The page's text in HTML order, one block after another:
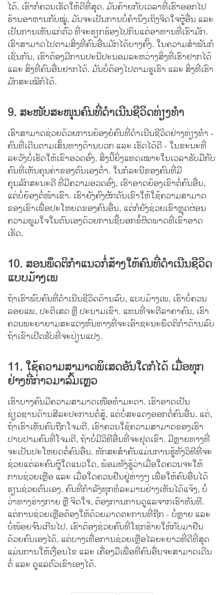
ໄດ້, ເຮົາກໍຄວນເຮັດໃຫ້ດີທີ່ສຸດ. ມັນຄ້າຍກັບເວລາທີ່ເຮົາອອກໄປ
ຮ້ານອາຫານກັບໝູ່, ມັນຈະເປັນການບໍ່ຄຳນຶງເຖິງຈິດໃຈຜູ້ອື່ນ ແລະ
ເປັນການເຫັນແກ່ຕົວ ທີ່ຈະຮຽກຮ້ອງໄປກິນແຕ່ອາຫານທີ່ເຮົາມັກ.
ເຮົາສາມາດໄປຕາມສິ່ງທີ່ຄົນອື່ນມັກໄດ້ບາງຄັ້ງ. ໃນຄວາມສຳພັນກໍ
ເຊັ່ນກັນ, ເຮົາຕ້ອງມີການປະນີປະນອມລະຫວ່າງສິ່ງທີ່ເຮົາຢາກໄດ້
ແລະ ສິ່ງທີ່ຄົນອື່ນຢາກໄດ້. ມັນບໍ່ຕ້ອງໄປຕາມຮູເຮົາ ແລະ ສິ່ງທີ່ເຮົາ
ມັກສະເໝີກໍໄດ້.
9. ສະໜັບສະໜຸນຄົນທີ່ດຳເນີນຊີວິດທ່ຽງທຳ
ເຮົາສາມາດຊ່ວຍດ້ວຍການຍ້ອງຍໍຄົນທີ່ດຳເນີນຊີວິດຢ່າງທ່ຽງທຳ -
ຄົນທີ່ເດີນຕາມເສັ້ນທາງດ້ານບວກ ແລະ ເຮັດໄດ້ດີ - ໃນຂະນະທີ່
ລະວັງບໍ່ເຮັດໃຫ້ເຂົາອວດອົ່ງ. ສິ່ງນີ້ຍິ່ງແທດເໝາະໃນເວລາຮັບມືກັບ
ຄົນທີ່ເຫັນຄຸນຄ່າຂອງຕົນເອງຕ່ຳ. ໃນກໍລະນີຂອງຄົນທີ່ມີ
ຄຸນລັກສະນະດີ ທີ່ມີຄວາມອວດອົ່ງ, ເຮົາອາດຍ້ອງເຂົາຕໍ່ຄົນອື່ນ,
ແຕ່ບໍ່ຍ້ອງຕໍ່ໜ້າເຂົາ. ເຮົາຍັງຄົງຜັກດັນເຂົາໃຫ້ໃຊ້ຄວາມສາມາດ
ຂອງເຂົາເພື່ອປະໂຫຍດຂອງຄົນອື່ນ, ແຕ່ກໍຍັງຊ່ວຍເຂົາຫຼຸດຜ່ອນ
ຄວາມພູມໃຈໃນຕົນເອງດ້ວຍການຊີ້ບອກຂໍ້ຜິດພາດທີ່ເຂົາອາດ
ເຮັດ.
10. ສອນພຶດຕິກຳແນວກໍ່ສ້າງໃຫ້ຄົນທີ່ດຳເນີນຊີວິດ
ແບບມ້າງເພ
ຖ້າເຮົາພົບຄົນທີ່ດຳເນີນຊີວິດດ້ານລົບ, ແບບມ້າງເພ, ເຮົາບໍ່ຄວນ
ລອຍແພ, ປະຕິເສດ ຫຼື ປະນາມເຂົາ. ແທນທີ່ຈະຕີລາຄາຄົນ, ເຮົາ
ຄວນພະຍາຍາມສະແດງຫົນທາງທີ່ຈະເອົາຊະນະພຶດຕິກຳດ້ານລົບ
ຖ້າເຂົາເປີດຮັບທີ່ຈະປ່ຽນແປງ.
11. ໃຊ້ຄວາມສາມາດພິເສດອັນໃດກໍໄດ້ ເມື່ອທຸກ
ຢ່າງທີ່ກ່າວມາລົ້ມເຫຼວ
ເຮົາບາງຄົນມີຄວາມສາມາດເໜືອທຳມະດາ. ເຮົາອາດເປັນ
ຊ່ຽວຊານດ້ານສີລະປະການຕໍ່ສູ້, ແຕ່ບໍ່ສະແດງອອກຕໍ່ຄົນອື່ນ. ແຕ່,
ຖ້າເຮົາເຫັນຄົນຖືກໂຈມຕີ, ເຮົາຄວນໃຊ້ຄວາມສາມາດຂອງເຮົາ
ປາບປາມຄົນທີ່ໂຈມຕີ, ຖ້າບໍ່ມີວິທີອື່ນທີ່ຈະຢຸດເຂົາ. ມີຫຼາຍທາງທີ່
ຈະເປັນປະໂຫຍດຕໍ່ຄົນອື່ນ. ທັກສະສຳຄັນແມ່ນການຮູ້ທັງວິທີທີ່ຈະ
ຊ່ວຍແຕ່ລະຄົນຜູ້ໃດແນວໃດ, ພ້ອມທັງຮູ້ວ່າເມື່ອໃດຄວນຈະໃຫ້
ການຊ່ວຍເຫຼືອ ແລະ ເມື່ອໃດຄວນຢືນຢູ່ຫ່າງໆ ເພື່ອໃຫ້ຄົນອື່ນໄດ້
ຮຽນຊ່ວຍຕົນເອງ. ຄົນທີ່ກຳລັງທຸກທໍລະມານຢ່າງເຫັນໄດ້ແຈ້ງ, ບໍ່
ວ່າທາງຮ່າງກາຍ ຫຼື ຈິດໃຈ, ຕ້ອງການການດູແລຈາກເຮົາທັນທີ.
ແຕ່ການຊ່ວຍເຫຼືອຕ້ອງໃຫ້ດ້ວຍມາດຕະການທີ່ຖືກ - ບໍ່ຫຼາຍ ແລະ
ບໍ່ໜ້ອຍຈົນເກີນໄປ. ເຮົາຕ້ອງຊ່ວຍຄົນທີ່ໂຊກຮ້າຍໃຫ້ກັບມາຢືນ
ດ້ວຍຄົນເອງໄດ້, ແຕ່ບາງເທື່ອການຊ່ວຍເຫຼືອໄລຍະຍາວທີ່ດີທີ່ສຸດ
ແມ່ນການໃຫ້ເງື່ອນໄຂ ແລະ ເຄື່ອງມືເພື່ອທີ່ຄົນອື່ນຈະສາມາດເດີນ
ຕໍ່ ແລະ ດູແລຕົວເຂົາເອງໄດ້.